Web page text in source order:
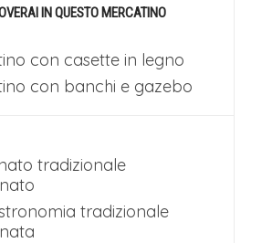
IN QUESTO MERCATINO
con casette in legno
con banchi e gazebo
tradizionale
tradizionale